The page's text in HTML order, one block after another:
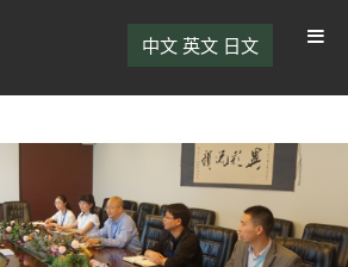
中文 英文 日文